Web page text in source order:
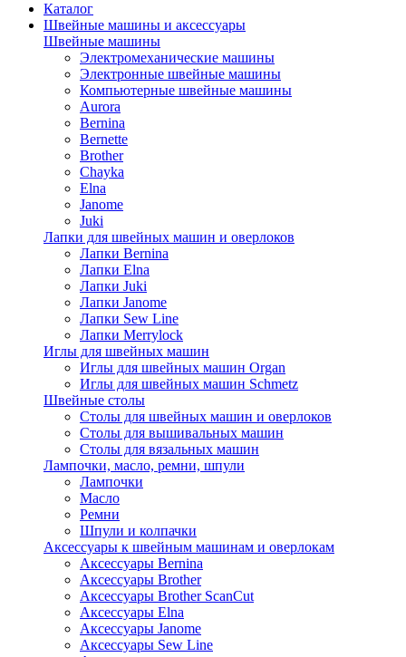
Каталог
Швейные машины и аксессуары
Швейные машины
Электромеханические машины
Электронные швейные машины
Компьютерные швейные машины
Aurora
Bernina
Bernette
Brother
Chayka
Elna
Janome
Juki
Лапки для швейных машин и оверлоков
Лапки Bernina
Лапки Elna
Лапки Juki
Лапки Janome
Лапки Sew Line
Лапки Merrylock
Иглы для швейных машин
Иглы для швейных машин Organ
Иглы для швейных машин Schmetz
Швейные столы
Столы для швейных машин и оверлоков
Столы для вышивальных машин
Столы для вязальных машин
Лампочки, масло, ремни, шпули
Лампочки
Масло
Ремни
Шпули и колпачки
Аксессуары к швейным машинам и оверлокам
Аксессуары Bernina
Аксессуары Brother
Аксессуары Brother ScanCut
Аксессуары Elna
Аксессуары Janome
Аксессуары Sew Line